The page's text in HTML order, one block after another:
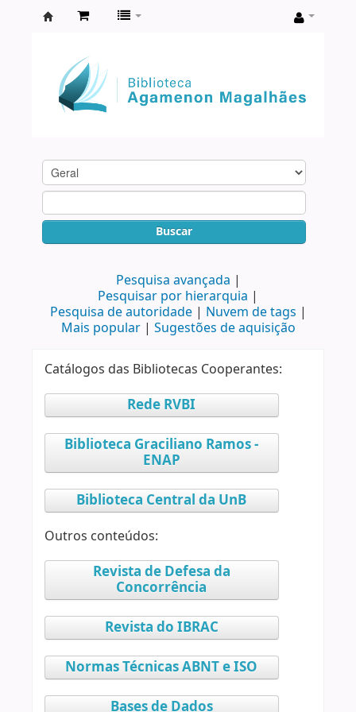
Agamenon
Magalhães
Buscar
Pesquisa avançada
Pesquisar por hierarquia
Pesquisa de autoridade
Nuvem de tags
Mais popular
Sugestões de aquisição
Catálogos das Bibliotecas Cooperantes:
Rede RVBI
Biblioteca Graciliano Ramos -
ENAP
Biblioteca Central da UnB
Outros conteúdos:
Revista de Defesa da
Concorrência
Revista do IBRAC
Normas Técnicas ABNT e ISO
Bases de Dados